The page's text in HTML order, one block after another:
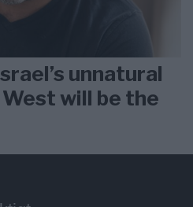
unnatural
will be the